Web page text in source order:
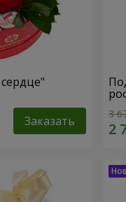
Заказать 3